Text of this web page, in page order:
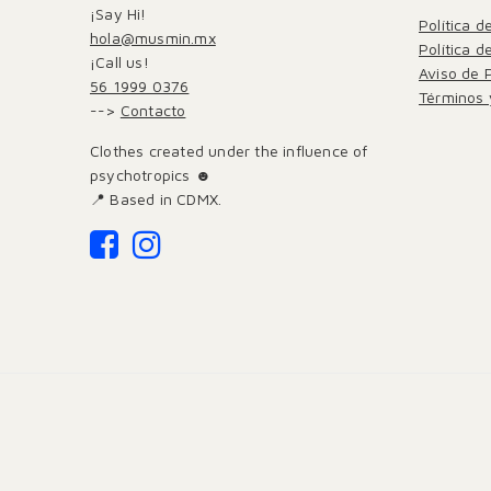
¡Say Hi!
hola@musmin.mx
¡Call us!
56 1999 0376
--> Contacto
Clothes created under the influence of
psychotropics ☻
📍 Based in CDMX.
Política
Política
Aviso de
Términos